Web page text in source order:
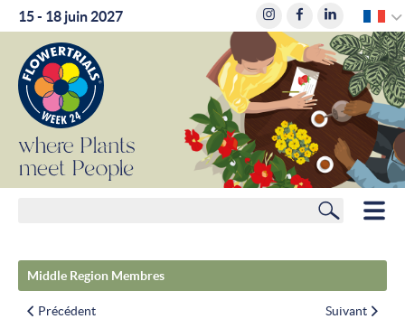
15 - 18 juin 2027
MEMBRES
where
Plants
meet
People
Middle Region Membres
Précédent Suivant